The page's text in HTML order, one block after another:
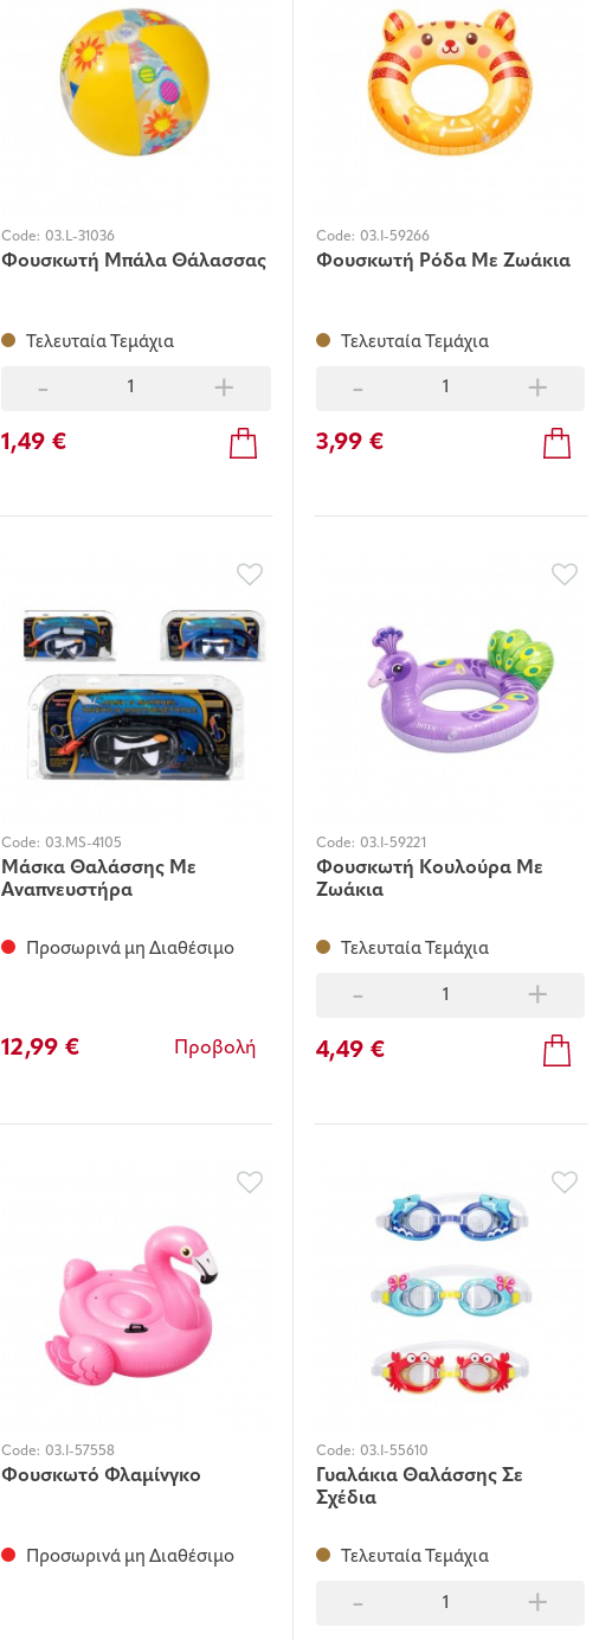
Code: 03.L-31036
Φουσκωτή Μπάλα Θάλασσας
Τελευταία Τεμάχια
- +
1,49 €
Code: 03.I-59266
Φουσκωτή Ρόδα Με Ζωάκια
Τελευταία Τεμάχια
- +
3,99 €
Code: 03.MS-4105
Μάσκα Θαλάσσης Με
Αναπνευστήρα
Προσωρινά μη Διαθέσιμο
12,99 € Προβολή
Code: 03.I-59221
Φουσκωτή Κουλούρα Με
Ζωάκια
Τελευταία Τεμάχια
- +
4,49 €
Code: 03.I-57558
Φουσκωτό Φλαμίνγκο
Προσωρινά μη Διαθέσιμο
Code: 03.I-55610
Γυαλάκια Θαλάσσης Σε
Σχέδια
Τελευταία Τεμάχια
- +